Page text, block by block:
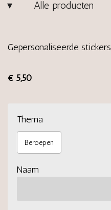
Alle producten
Gepersonaliseerde
€ 5,50
Thema
Beroepen
Naam